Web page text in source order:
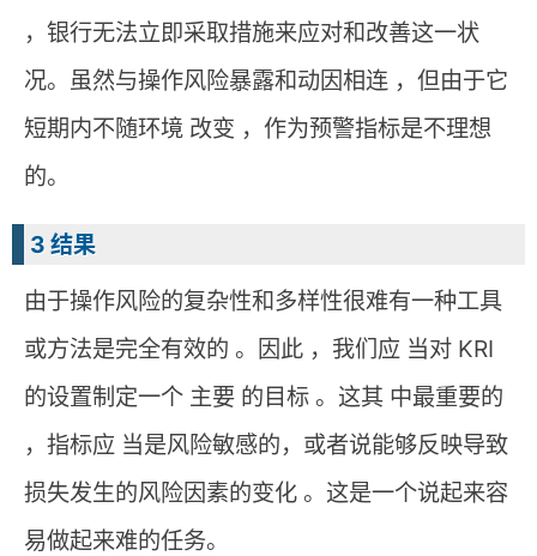
，银行无法立即采取措施来应对和改善这一状
况。虽然与操作风险暴露和动因相连 ，但由于它
短期内不随环境 改变 ，作为预警指标是不理想
的。
3 结果
由于操作风险的复杂性和多样性很难有一种工具
或方法是完全有效的 。因此 ，我们应 当对 KRI
的设置制定一个 主要 的目标 。这其 中最重要的
，指标应 当是风险敏感的，或者说能够反映导致
损失发生的风险因素的变化 。这是一个说起来容
易做起来难的任务。